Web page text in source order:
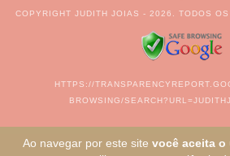
Ao navegar por este site você aceita o
COPYRIGHT JUDITH JOIAS - 2026. TODOS OS
HTTPS://
BROWSING/